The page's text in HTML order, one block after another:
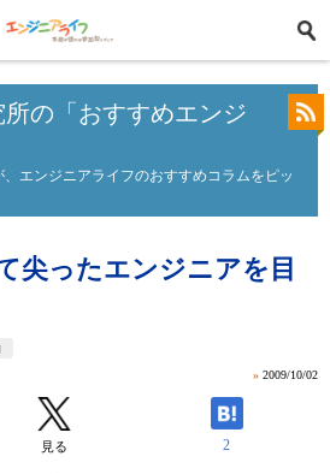
の「おすすめエンジ
エンジニアライフのおすすめコラムをピッ
尖ったエンジニアを目
» 2009/10/02
見る 2